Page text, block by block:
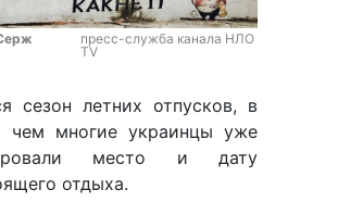
пресс-служба канала НЛО
TV
сезон летних отпусков, в
чем многие украинцы уже
место и дату
отдыха.